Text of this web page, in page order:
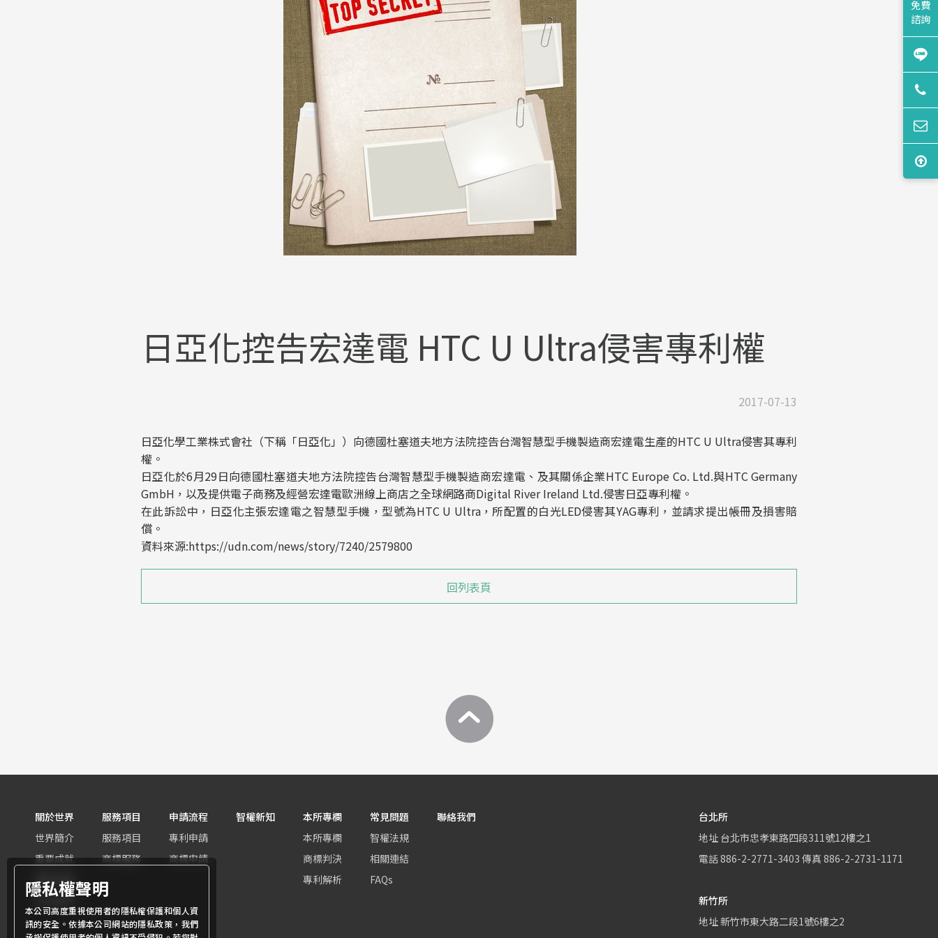
日亞化控告宏達電 HTC U Ultra侵害專利權
2017-07-13
日亞化學工業株式會社（下稱「日亞化」）向德國杜塞道夫地方法院控告台灣智慧型手機製造商宏達電生產的HTC U Ultra侵害其專利
權。
日亞化於6月29日向德國杜塞道夫地方法院控告台灣智慧型手機製造商宏達電、及其關係企業HTC Europe Co. Ltd.與HTC Germany
GmbH，以及提供電子商務及經營宏達電歐洲線上商店之全球網路商Digital River Ireland Ltd.侵害日亞專利權。
在此訴訟中，日亞化主張宏達電之智慧型手機，型號為HTC U Ultra，所配置的白光LED侵害其YAG專利，並請求提出帳冊及損害賠
償。
資料來源:https://udn.com/news/story/7240/2579800
回列表頁
關於世界
世界簡介
重要成就
團隊組織
世界客群
服務項目
服務項目
商標服務
申請流程
專利申請
商標申請
智權新知
本所專欄
本所專欄
商標判決
專利解析
常見問題
智權法規
相關連結
FAQs
聯絡我們
台北所
地址 台北市忠孝東路四段311號12樓之1
電話886-2-2771-3403 傳真 886-2-2731-1171
新竹所
地址新竹市東大路二段1號6樓之2
免費
諮詢
隱私權聲明
本公司高度重視使用者的隱私權保護和個人資
訊的安全。依據本公司網站的隱私政策，我們